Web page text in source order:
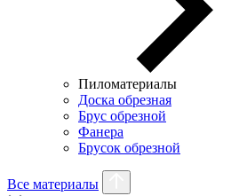
Пиломатериалы
Доска обрезная
Брус обрезной
Фанера
Брусок обрезной
Все материалы